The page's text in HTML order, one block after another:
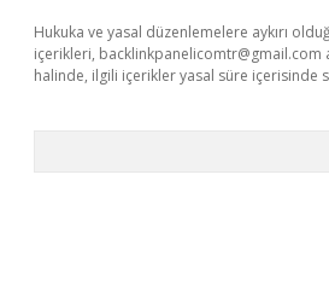
Hukuka ve yasal düzenlemelere aykırı
içerikleri, backlinkpanelicomtr@gmail.com
halinde, ilgili içerikler yasal süre içerisinde